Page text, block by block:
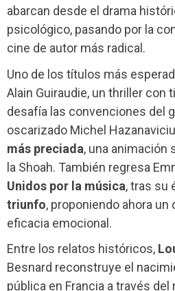
abarcan desde el drama
psicológico, pasando por la
cine de autor más radical.
Uno de los títulos más
Alain Guiraudie, un thriller con
desafía las convenciones del
oscarizado Michel
más preciada, una animación
la Shoah. También regresa
Unidos por la música, tras su
triunfo, proponiendo ahora un
eficacia emocional.
Entre los relatos históricos,
Besnard reconstruye el
pública en Francia a través